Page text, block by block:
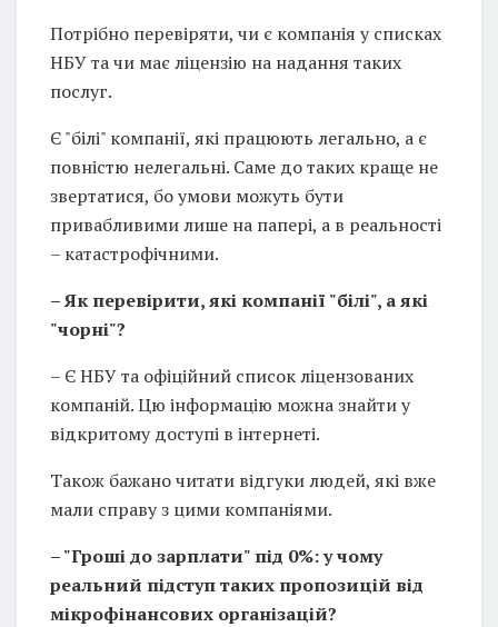
Потрібно перевіряти, чи є компанія у списках
НБУ та чи має ліцензію на надання таких
послуг.
Є "білі" компанії, які працюють легально, а є
повністю нелегальні. Саме до таких краще не
звертатися, бо умови можуть бути
привабливими лише на папері, а в реальності
– катастрофічними.
– Як перевірити, які компанії "білі", а які
"чорні"?
– Є НБУ та офіційний список ліцензованих
компаній. Цю інформацію можна знайти у
відкритому доступі в інтернеті.
Також бажано читати відгуки людей, які вже
мали справу з цими компаніями.
– "Гроші до зарплати" під 0%: у чому
реальний підступ таких пропозицій від
мікрофінансових організацій?